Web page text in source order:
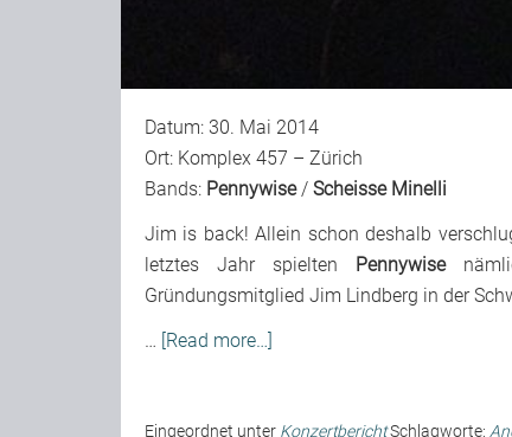
Datum: 30. Mai 2014
Ort: Komplex 457 – Zürich
Bands: Pennywise/ Scheisse Minelli
Jim is back! Allein schon deshalb
letztes Jahr spielten Pennywise
Gründungsmitglied Jim Lindberg in der
… [Read more…]
Eingeordnet unter KonzertberichtSchlagworte: